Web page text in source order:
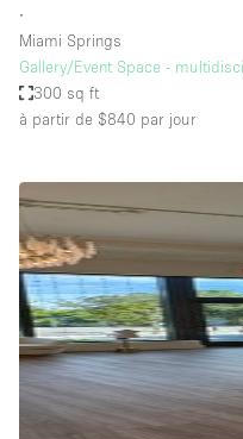
∙
Miami Springs
Gallery/Event Space -
300 sq ft
à partir de $840 par jour